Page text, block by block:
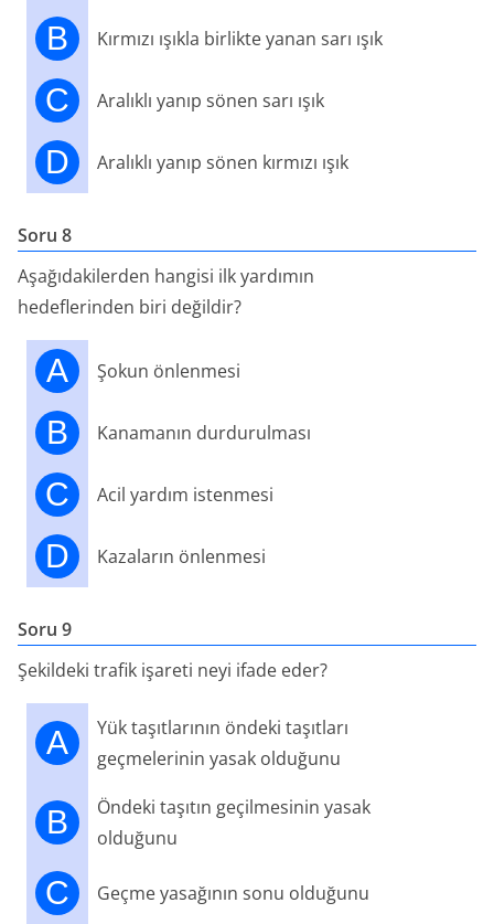
B Kırmızı ışıkla birlikte yanan sarı ışık
C Aralıklı yanıp sönen sarı ışık
D Aralıklı yanıp sönen kırmızı ışık
Soru 8
Aşağıdakilerden hangisi ilk yardımın
hedeflerinden biri değildir?
A Şokun önlenmesi
B Kanamanın durdurulması
C Acil yardım istenmesi
D Kazaların önlenmesi
Soru 9
Şekildeki trafik işareti neyi ifade eder?
A
Yük taşıtlarının öndeki taşıtları
geçmelerinin yasak olduğunu
B
Öndeki taşıtın geçilmesinin yasak
olduğunu
C Geçme yasağının sonu olduğunu